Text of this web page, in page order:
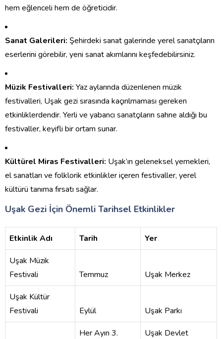
hem eğlenceli hem de öğreticidir.
Sanat Galerileri: Şehirdeki sanat galerinde yerel sanatçıların
eserlerini görebilir, yeni sanat akımlarını keşfedebilirsiniz.
Müzik Festivalleri: Yaz aylarında düzenlenen müzik
festivalleri, Uşak gezi sırasında kaçırılmaması gereken
etkinliklerdendir. Yerli ve yabancı sanatçıların sahne aldığı bu
festivaller, keyifli bir ortam sunar.
Kültürel Miras Festivalleri: Uşak’ın geleneksel yemekleri,
el sanatları ve folklorik etkinlikler içeren festivaller, yerel
kültürü tanıma fırsatı sağlar.
Uşak Gezi İçin Önemli Tarihsel Etkinlikler
Etkinlik Adı Tarih Yer
Uşak Müzik
Festivali
Temmuz Uşak Merkez
Uşak Kültür
Festivali
Eylül Uşak Parkı
Her Ayın 3.
Uşak Devlet